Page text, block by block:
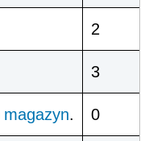
2
3
magazyn. 0